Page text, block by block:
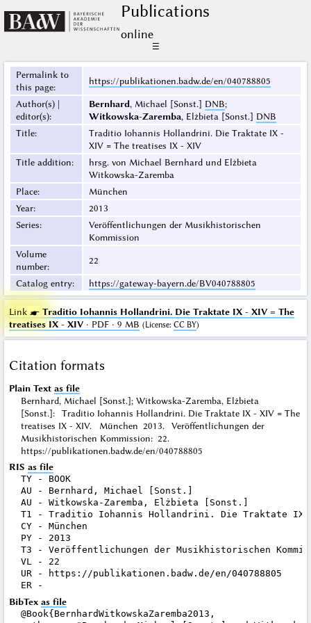
Publications
online
☰
Permalink to
this page:
https://publikationen.badw.de/en/040788805
Author(s) |
editor(s):
Bernhard, Michael [Sonst.] DNB;
Witkowska-Zaremba, Elżbieta [Sonst.] DNB
Title:
Traditio Iohannis Hollandrini. Die Traktate IX -
XIV = The treatises IX - XIV
Title addition:
hrsg. von Michael Bernhard und Elżbieta
Witkowska-Zaremba
Place:
München
Year:
2013
Series:
Veröffentlichungen der Musikhistorischen
Kommission
Volume
number:
22
Catalog entry: https://gateway-bayern.de/BV040788805
Link ☛ Traditio Iohannis Hollandrini. Die Traktate IX - XIV = The
treatises IX - XIV· PDF · 9 MB (License: CC BY)
Citation formats
Plain Text as file
Bernhard, Michael [Sonst.]; Witkowska-Zaremba, Elżbieta
[Sonst.]: Traditio Iohannis Hollandrini. Die Traktate IX - XIV = The
treatises IX - XIV. München 2013. Veröffentlichungen der
Musikhistorischen Kommission: 22.
https://publikationen.badw.de/en/040788805
RIS as file
TY - BOOK
AU - Bernhard, Michael [Sonst.]
AU - Witkowska-Zaremba, Elżbieta [Sonst.]
T1 - Traditio Iohannis Hollandrini. Die Traktate IX
CY - München
PY - 2013
T3 - Veröffentlichungen der Musikhistorischen
VL - 22
UR - https://publikationen.badw.de/en/040788805
BibTex as file
@Book{BernhardWitkowskaZaremba2013,